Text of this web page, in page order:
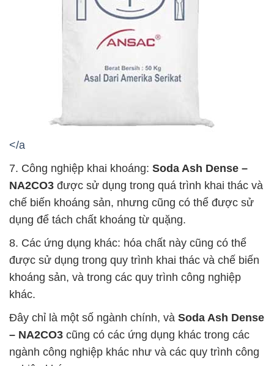
</a
7. Công nghiệp khai khoáng: Soda Ash Dense –
NA2CO3 được sử dụng trong quá trình khai thác và
chế biến khoáng sản, nhưng cũng có thể được sử
dụng để tách chất khoáng từ quặng.
8. Các ứng dụng khác: hóa chất này cũng có thể
được sử dụng trong quy trình khai thác và chế biến
khoáng sản, và trong các quy trình công nghiệp
khác.
Đây chỉ là một số ngành chính, và Soda Ash Dense
– NA2CO3 cũng có các ứng dụng khác trong các
ngành công nghiệp khác như và các quy trình công